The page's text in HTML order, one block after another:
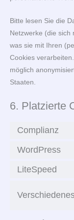
Bitte lesen Sie die
Netzwerke (die sich
was sie mit Ihren
Cookies
möglich
Staaten.
6. Platzierte
Complianz
WordPress
LiteSpeed